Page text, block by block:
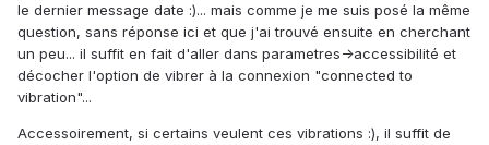
le dernier message date :)... mais comme je me suis posé la même
question, sans réponse ici et que j'ai trouvé ensuite en cherchant
un peu... il suffit en fait d'aller dans parametres->accessibilité et
décocher l'option de vibrer à la connexion "connected to
vibration"...
Accessoirement, si certains veulent ces vibrations :), il suffit de